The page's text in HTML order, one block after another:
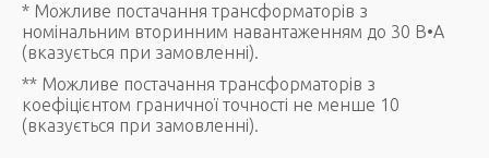
* Можливе постачання трансформаторів з
номінальним вторинним навантаженням до 30 В•А
(вказується при замовленні).
** Можливе постачання трансформаторів з
коефіцієнтом граничної точності не менше 10
(вказується при замовленні).